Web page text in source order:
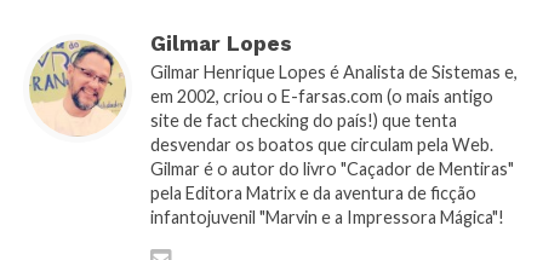
Gilmar Lopes
Gilmar Henrique Lopes é Analista de Sistemas e,
em 2002, criou o E-farsas.com (o mais antigo
site de fact checking do país!) que tenta
desvendar os boatos que circulam pela Web.
Gilmar é o autor do livro "Caçador de Mentiras"
pela Editora Matrix e da aventura de ficção
infantojuvenil "Marvin e a Impressora Mágica"!